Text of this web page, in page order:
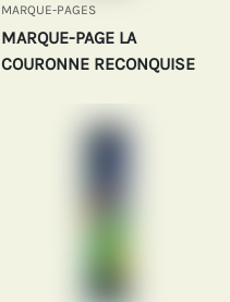
MARQUE-PAGES
MARQUE-PAGE LA
COURONNE RECONQUISE